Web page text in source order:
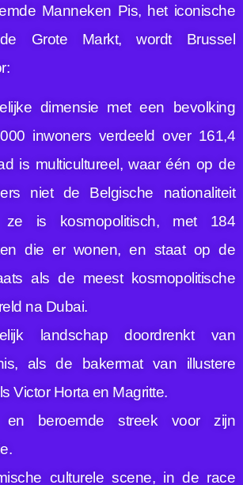
Manneken Pis, het iconische
Grote Markt, wordt Brussel
dimensie met een bevolking
inwoners verdeeld over 161,4
is multicultureel, waar één op de
niet de Belgische nationaliteit
is kosmopolitisch, met 184
die er wonen, en staat op de
als de meest kosmopolitische
na Dubai.
landschap doordrenkt van
als de bakermat van illustere
Victor Horta en Magritte.
beroemde streek voor zijn
culturele scene, in de race